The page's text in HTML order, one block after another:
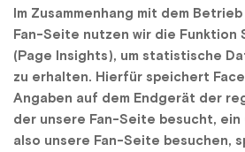
Im Zusammenhang mit dem
Fan-Seite nutzen wir die Funktion
(Page Insights), um statistische
zu erhalten. Hierfür speichert
Angaben auf dem Endgerät der
der unsere Fan-Seite besucht, ein
also unsere Fan-Seite besuchen,